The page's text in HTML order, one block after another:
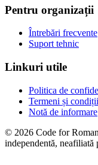
Pentru organizații
Întrebări frecvente
Suport tehnic
Linkuri utile
Politica de
Termeni și condiții
Notă de informare
© 2026 Code for
independentă,